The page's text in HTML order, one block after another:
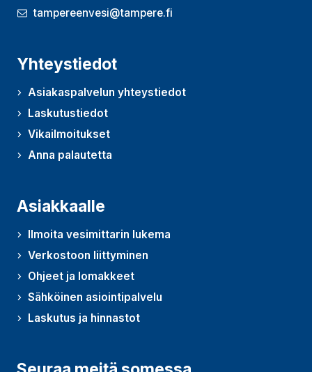
tampereenvesi@tampere.fi
Yhteystiedot
Asiakaspalvelun yhteystiedot
Laskutustiedot
Vikailmoitukset
Anna palautetta
(Avautuu uudessa ikkunassa)
Asiakkaalle
Ilmoita vesimittarin lukema
Verkostoon liittyminen
Ohjeet ja lomakkeet
Sähköinen asiointipalvelu
Laskutus ja hinnastot